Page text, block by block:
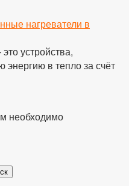
нагреватели в
устройства,
энергию в тепло за счёт
необходимо